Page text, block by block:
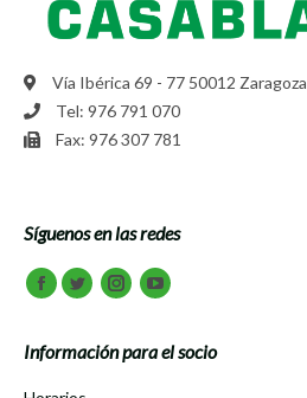
Vía Ibérica 69 - 77 50012 Zaragoza
Tel: 976 791 070
Fax: 976 307 781
Síguenos en las redes
Encuéntranos en:
Facebook
TwitterInstagramYoutube
Información para el socio